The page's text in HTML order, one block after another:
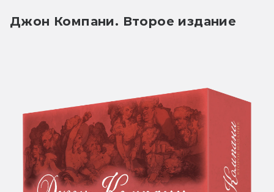
Джон Компани. Второе издание